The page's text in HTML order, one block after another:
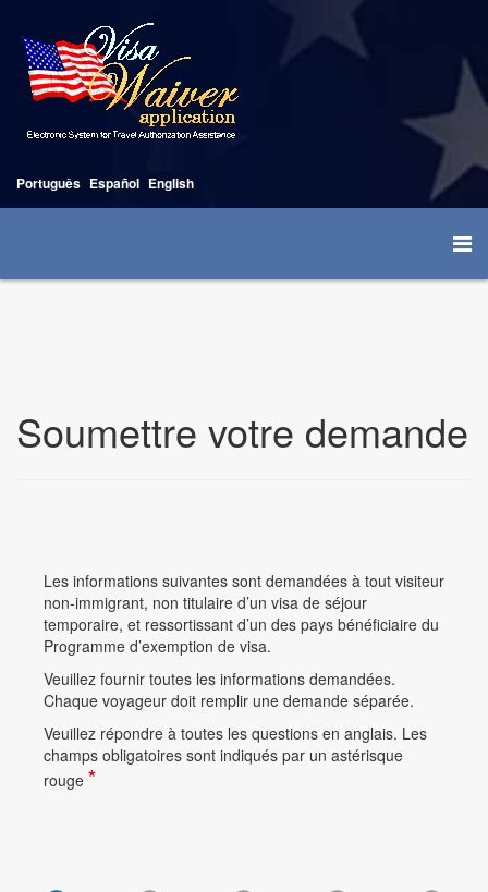
Português Español English
Soumettre votre demande
Les informations suivantes sont demandées à tout visiteur
non-immigrant, non titulaire d’un visa de séjour
temporaire, et ressortissant d’un des pays bénéficiaire du
Programme d’exemption de visa.
Veuillez fournir toutes les informations demandées.
Chaque voyageur doit remplir une demande séparée.
Veuillez répondre à toutes les questions en anglais. Les
champs obligatoires sont indiqués par un astérisque
rouge *